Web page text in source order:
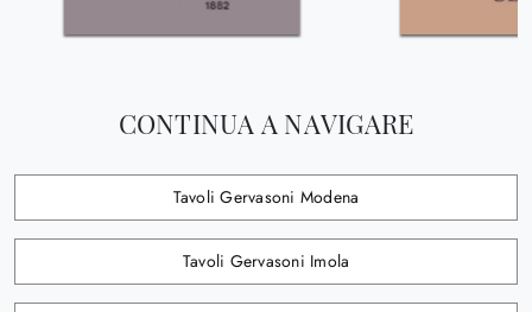
CONTINUA A NAVIGARE
Tavoli Gervasoni Modena
Tavoli Gervasoni Imola